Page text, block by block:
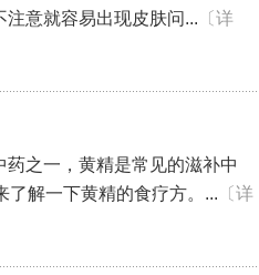
意就容易出现皮肤问... 〔详
之一，黄精是常见的滋补中
了解一下黄精的食疗方。... 〔详